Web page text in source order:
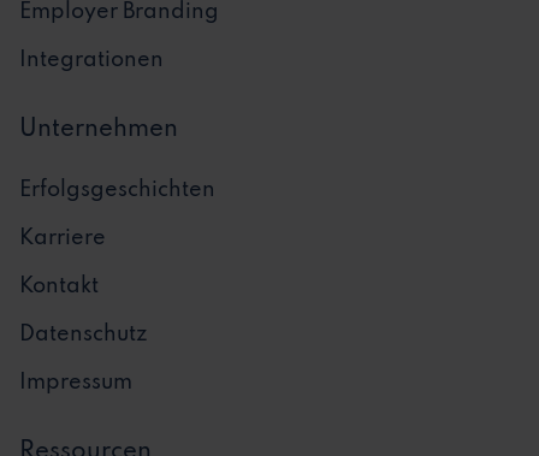
Employer Branding
Integrationen
Unternehmen
Erfolgsgeschichten
Karriere
Kontakt
Datenschutz
Impressum